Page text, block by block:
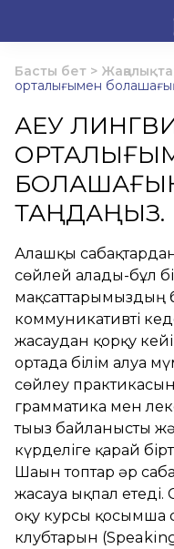
Басты бет >
орталығымен
ҚАЕУ
ТАҢДАҢЫЗ.
Алғашқы
сөйлей алады-бұл
мақсаттарымыздың
коммуникативті
жасаудан қорқу
ортада білім алуға
сөйлеу
грамматика мен
тығыз байланысты
күрделіге қарай
Шағын топтар әр
жасауға ықпал
оқу курсы қосымша
клубтарын